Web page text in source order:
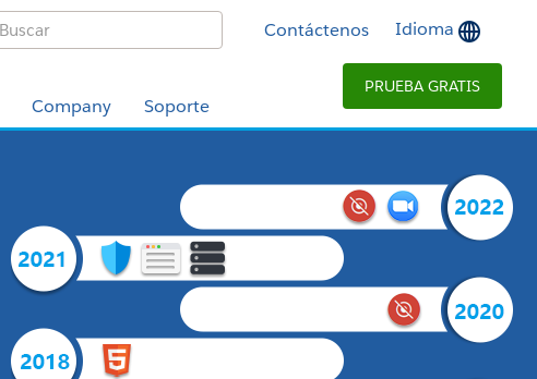
Company Soporte
Contáctenos Idioma
PRUEBA GRATIS